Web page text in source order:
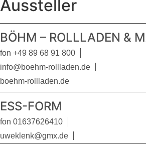
Aussteller
BÖHM – ROLLLADEN &
fon +49 89 68 91 800
info@boehm-rollladen.de
boehm-rollladen.de
ESS-FORM
fon 01637626410
uweklenk@gmx.de